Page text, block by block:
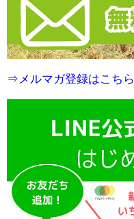
⇒メルマガ登録はこちら